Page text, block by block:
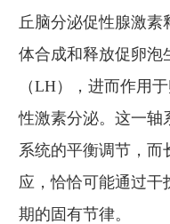
丘脑分泌促性腺激素
体合成和释放促卵泡
（LH），进而作用
性激素分泌。这一轴
系统的平衡调节，而
应，恰恰可能通过干
期的固有节律。